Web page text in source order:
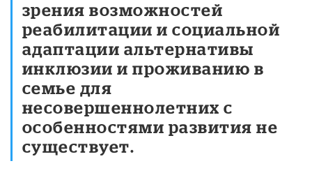
зрения возможностей
реабилитации и социальной
адаптации альтернативы
инклюзии и проживанию в
семье для
несовершеннолетних с
особенностями развития не
существует.